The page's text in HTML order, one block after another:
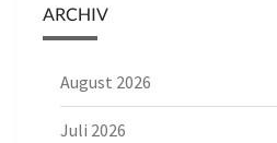
ARCHIV
August 2026
Juli 2026